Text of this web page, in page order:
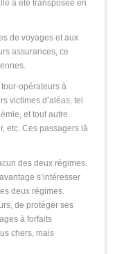
a été transposée en
de voyages et aux
assurances, ce
opérateurs à
victimes d’aléas, tel
et tout autre
etc. Ces passagers là
des deux régimes.
s’intéresser
deux régimes.
de protéger ses
à forfaits
chers, mais